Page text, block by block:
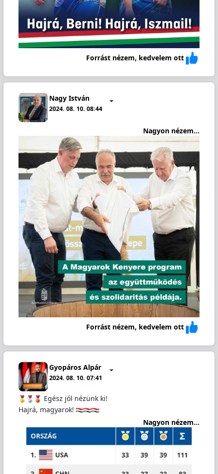
Forrást nézem, kedvelem ott
Nagy István
2024. 08. 10. 08:44
Nagyon nézem...
Forrást nézem, kedvelem ott
Gyopáros Alpár
2024. 08. 10. 07:41
Egész jól nézünk ki!
Hajrá, magyarok!
Nagyon nézem...